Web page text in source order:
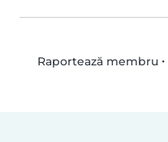
Raportează membru•